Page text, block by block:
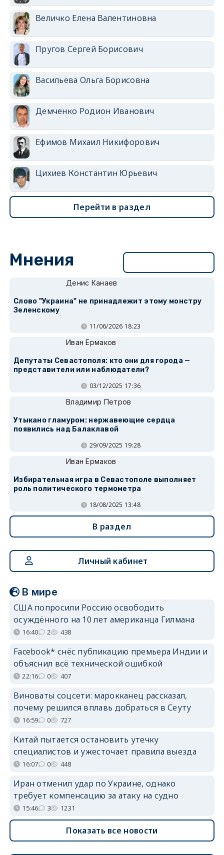
Величко Елена Валентиновна
Пругов Сергей Борисович
Васильева Ольга Борисовна
Демченко Родион Иванович
Ефимов Михаил Никифорович
Цихиев Константин Юрьевич
Перейти в раздел
Мнения
Денис Канаев
Слово "Украина" не принадлежит этому монстру
Зеленскому
11/06/2026 18:23
Иван Ермаков
Депутаты Севастополя: кто они для города —
представители или наблюдатели?
03/12/2025 17:36
Владимир Петров
Утыкано гламуром: нержавеющие сердца
появились над Балаклавой
29/09/2025 19:28
Иван Ермаков
Избирательная игра в Севастополе выполняет
роль политического термометра
18/08/2025 13:48
В раздел
Личный кабинет
В мире
США попросили Россию освободить
осуждённого на 10 лет американца Гилмана
16:40 2 438
Facebook* снёс публикацию премьера Индии и
объяснил всё технической ошибкой
22:16 0 407
Виноваты соцсети: марокканец рассказал,
почему решился вплавь добраться в Сеуту
16:59 0 727
Китай пытается остановить утечку
специалистов и ужесточает правила выезда
16:07 0 448
Иран отменил удар по Украине, однако
требует компенсацию за атаку на судно
15:46 3 1231
Показать все новости